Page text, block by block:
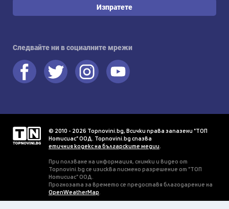
Изпратете
Следвайте ни в социалните мрежи
© 2010 - 2026 Topnovini.bg, Всички права запазени "ТОП
Нотисиас" ООД. Topnovini.bg спазва
етичния кодекс на българските медии
При ползване на информация, снимки и видео от
Topnovini.bg се изисква писмено разрешение от "ТОП
Нотисиас" ООД.
Прогнозата за времето се предоставя благодарение на
OpenWeatherMap